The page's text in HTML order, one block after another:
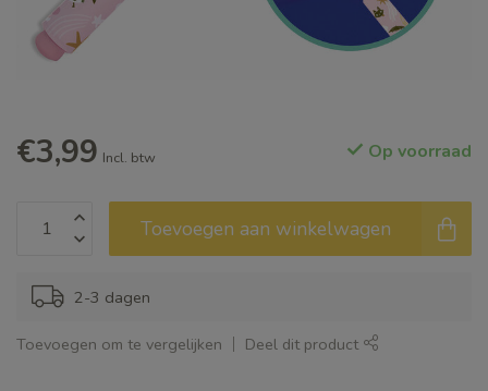
€3,99 Incl. btw Op voorraad
Toevoegen aan winkelwagen
2-3 dagen
Toevoegen om te vergelijken Deel dit product